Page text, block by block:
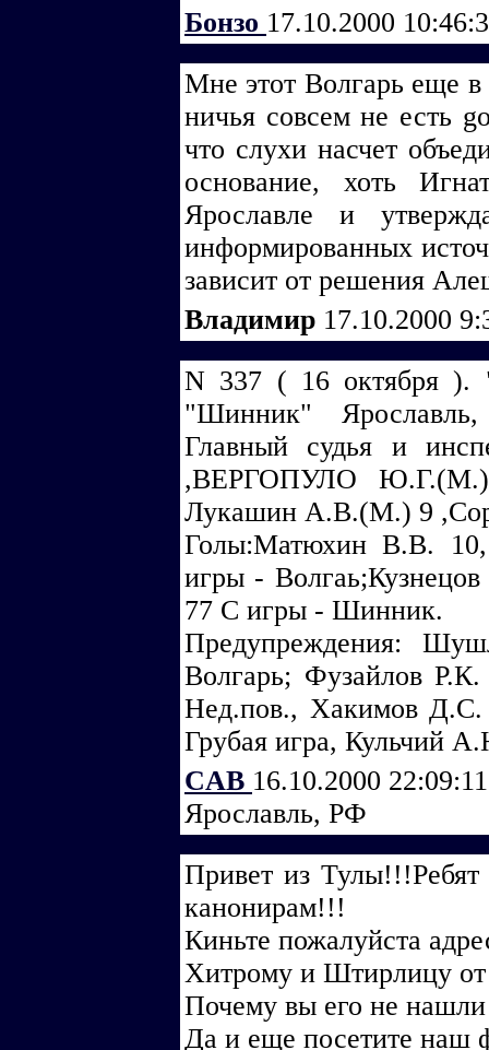
Бонзо 17.10.2000
Мне этот Волгарь еще в
ничья совсем не есть
что слухи насчет
основание, хоть
Ярославле и
информированных
зависит от решения
Владимир 17.10.2000
N 337 ( 16 октября ).
"Шинник"
Главный судья и
,ВЕРГОПУЛО Ю.Г.(М.).
Лукашин А.В.(М.) 9
Голы:Матюхин В.В.
игры -
77 С игры - Шинник.
Предупреждения:
Волгарь; Фузайлов
Нед.пов., Хакимов
Грубая игра, Кульчий
CАВ 16.10.2000
Ярославль, РФ
Привет из Тулы!!!Ребят
канонирам!!!
Киньте пожалуйста
Хитрому и Штирлицу
Почему вы его не
Да и еще посетите наш